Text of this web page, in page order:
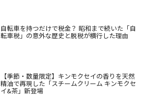
自転車を持つだけで税金？ 昭和まで続いた「自
転車税」の意外な歴史と脱税が横行した理由
【季節・数量限定】キンモクセイの香りを天然
精油で再現した「スチームクリーム キンモクセ
イ&茶」新登場